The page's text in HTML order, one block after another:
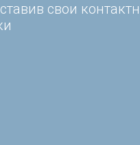
свои